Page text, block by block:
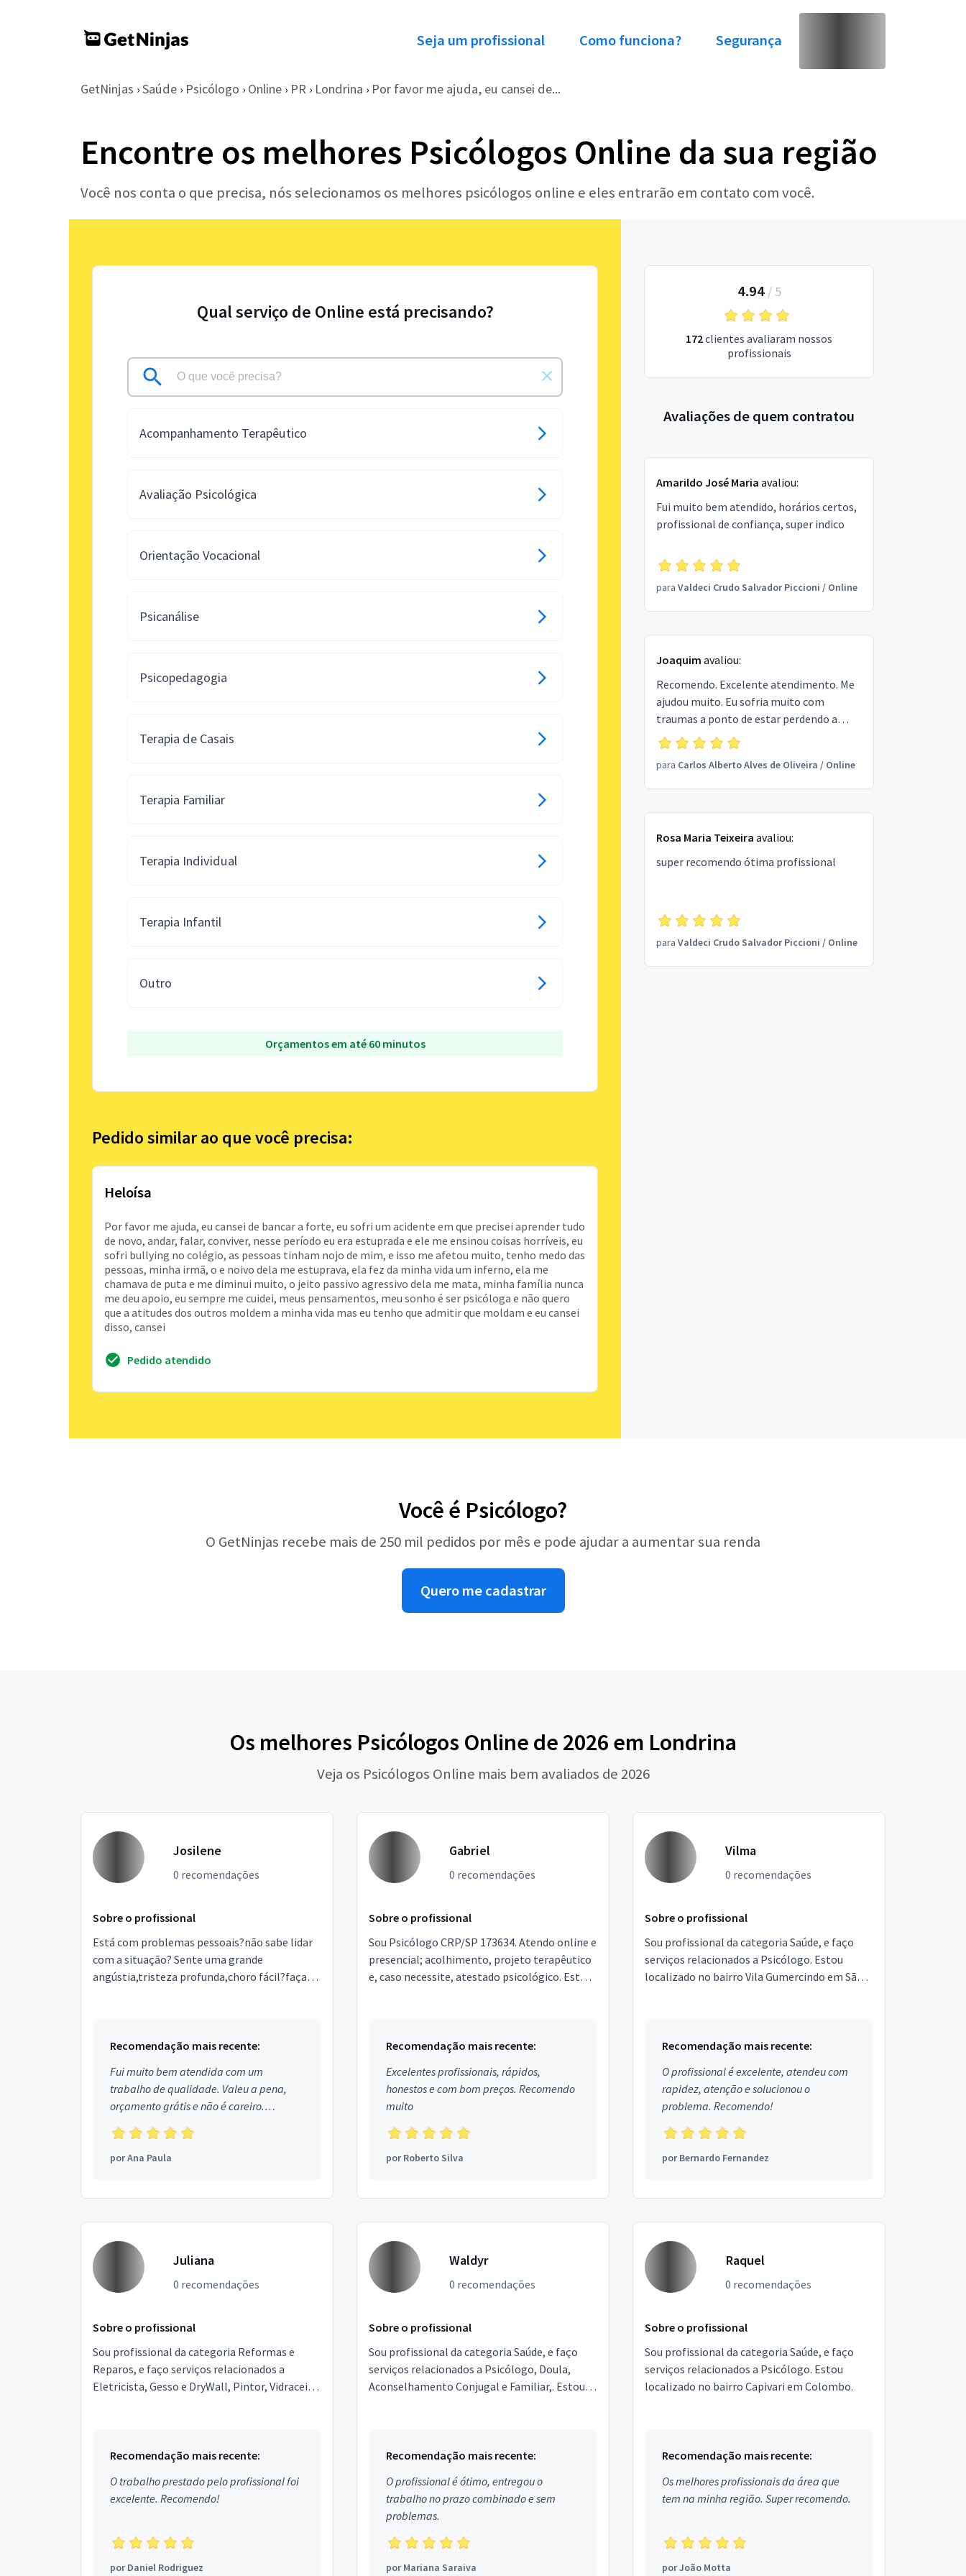
Seja um profissional Como funciona? Segurança
GetNinjas › Saúde › Psicólogo › Online › PR › Londrina › Por favor me ajuda, eu cansei de...
Encontre os melhores Psicólogos Online da sua região
Você nos conta o que precisa, nós selecionamos os melhores psicólogos online e eles entrarão em contato com você.
Qual serviço de Online está precisando?
Acompanhamento Terapêutico
Avaliação Psicológica
Orientação Vocacional
Psicanálise
Psicopedagogia
Terapia de Casais
Terapia Familiar
Terapia Individual
Terapia Infantil
Outro
Orçamentos em até 60 minutos
Pedido similar ao que você precisa:
Heloísa
Por favor me ajuda, eu cansei de bancar a forte, eu sofri um acidente em que precisei aprender tudo
de novo, andar, falar, conviver, nesse período eu era estuprada e ele me ensinou coisas horríveis, eu
sofri bullying no colégio, as pessoas tinham nojo de mim, e isso me afetou muito, tenho medo das
pessoas, minha irmã, o e noivo dela me estuprava, ela fez da minha vida um inferno, ela me
chamava de puta e me diminui muito, o jeito passivo agressivo dela me mata, minha família nunca
me deu apoio, eu sempre me cuidei, meus pensamentos, meu sonho é ser psicóloga e não quero
que a atitudes dos outros moldem a minha vida mas eu tenho que admitir que moldam e eu cansei
disso, cansei
Pedido atendido
4.94/ 5
172clientes avaliaram nossos
profissionais
Avaliações de quem contratou
Amarildo José Maria avaliou:
Fui muito bem atendido, horários certos,
profissional de confiança, super indico
para Valdeci Crudo Salvador Piccioni / Online
Joaquim avaliou:
Recomendo. Excelente atendimento. Me
ajudou muito. Eu sofria muito com
traumas a ponto de estar perdendo a
vontade de continuar existindo. Agradeço
muito ao meu amigo Carlos pelo
trabalho terapêutico oferecido.
para Carlos Alberto Alves de Oliveira / Online
Rosa Maria Teixeira avaliou:
super recomendo ótima profissional
para Valdeci Crudo Salvador Piccioni / Online
Você é Psicólogo?
O GetNinjas recebe mais de 250 mil pedidos por mês e pode ajudar a aumentar sua renda
Quero me cadastrar
Os melhores Psicólogos Online de 2026 em Londrina
Veja os Psicólogos Online mais bem avaliados de 2026
Josilene
0 recomendações
Sobre o profissional
Está com problemas pessoais?não sabe lidar
com a situação? Sente uma grande
angústia,tristeza profunda,choro fácil?faça
Recomendação mais recente:
Fui muito bem atendida com um
trabalho de qualidade. Valeu a pena,
orçamento grátis e não é careiro.
Obrigada!
porAna Paula
Gabriel
0 recomendações
Sobre o profissional
Sou Psicólogo CRP/SP 173634. Atendo online e
presencial; acolhimento, projeto terapêutico
e, caso necessite, atestado psicológico. Estou
Recomendação mais recente:
Excelentes profissionais, rápidos,
honestos e com bom preços. Recomendo
muito
porRoberto Silva
Vilma
0 recomendações
Sobre o profissional
Sou profissional da categoria Saúde, e faço
serviços relacionados a Psicólogo. Estou
localizado no bairro Vila Gumercindo em São
Recomendação mais recente:
O profissional é excelente, atendeu com
rapidez, atenção e solucionou o
problema. Recomendo!
porBernardo Fernandez
Juliana
0 recomendações
Sobre o profissional
Sou profissional da categoria Reformas e
Reparos, e faço serviços relacionados a
Eletricista, Gesso e DryWall, Pintor, Vidraceiro,
Recomendação mais recente:
O trabalho prestado pelo profissional foi
excelente. Recomendo!
porDaniel Rodriguez
Waldyr
0 recomendações
Sobre o profissional
Sou profissional da categoria Saúde, e faço
serviços relacionados a Psicólogo, Doula,
Aconselhamento Conjugal e Familiar,. Estou
Recomendação mais recente:
O profissional é ótimo, entregou o
trabalho no prazo combinado e sem
problemas.
porMariana Saraiva
Raquel
0 recomendações
Sobre o profissional
Sou profissional da categoria Saúde, e faço
serviços relacionados a Psicólogo. Estou
localizado no bairro Capivari em Colombo.
Recomendação mais recente:
Os melhores profissionais da área que
tem na minha região. Super recomendo.
porJoão Motta